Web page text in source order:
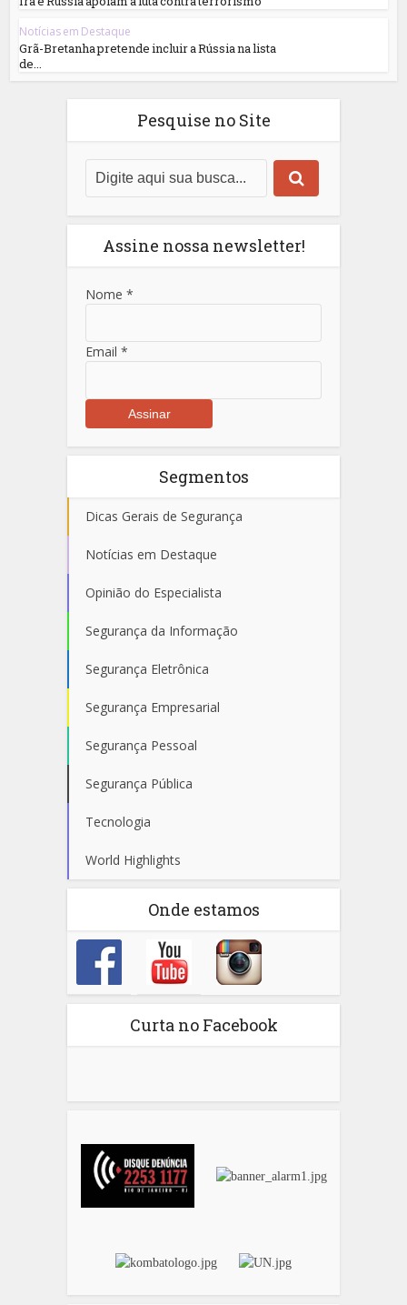
Notícias em Destaque
Grã-Bretanha pretende incluir a Rússia na lista
de...
Pesquise no Site
Assine nossa newsletter!
Nome *
Email *
Segmentos
Dicas Gerais de Segurança
Notícias em Destaque
Opinião do Especialista
Segurança da Informação
Segurança Eletrônica
Segurança Empresarial
Segurança Pessoal
Segurança Pública
Tecnologia
World Highlights
Onde estamos
Curta no Facebook